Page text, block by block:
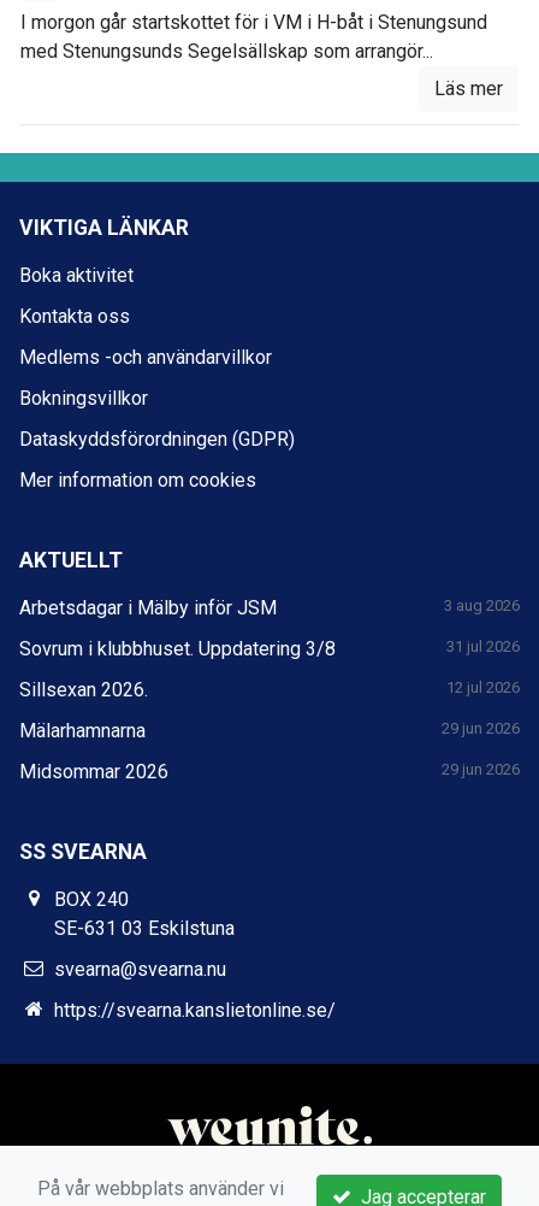
I morgon går startskottet för i VM i H-båt i Stenungsund
med Stenungsunds Segelsällskap som arrangör...
Läs mer
VIKTIGA LÄNKAR
Boka aktivitet
Kontakta oss
Medlems -och användarvillkor
Bokningsvillkor
Dataskyddsförordningen (GDPR)
Mer information om cookies
AKTUELLT
Arbetsdagar i Mälby inför JSM 3 aug 2026
Sovrum i klubbhuset. Uppdatering 3/8 31 jul 2026
Sillsexan 2026. 12 jul 2026
Mälarhamnarna 29 jun 2026
Midsommar 2026 29 jun 2026
SS SVEARNA
BOX 240
SE-631 03 Eskilstuna
svearna@svearna.nu
https://svearna.kanslietonline.se/
Jag accepterar
På vår webbplats använder vi